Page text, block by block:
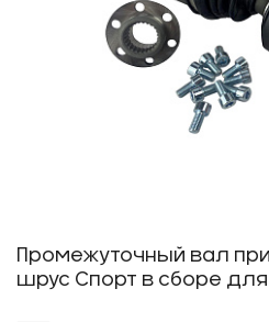
Промежуточный вал
шрус Спорт в сборе для